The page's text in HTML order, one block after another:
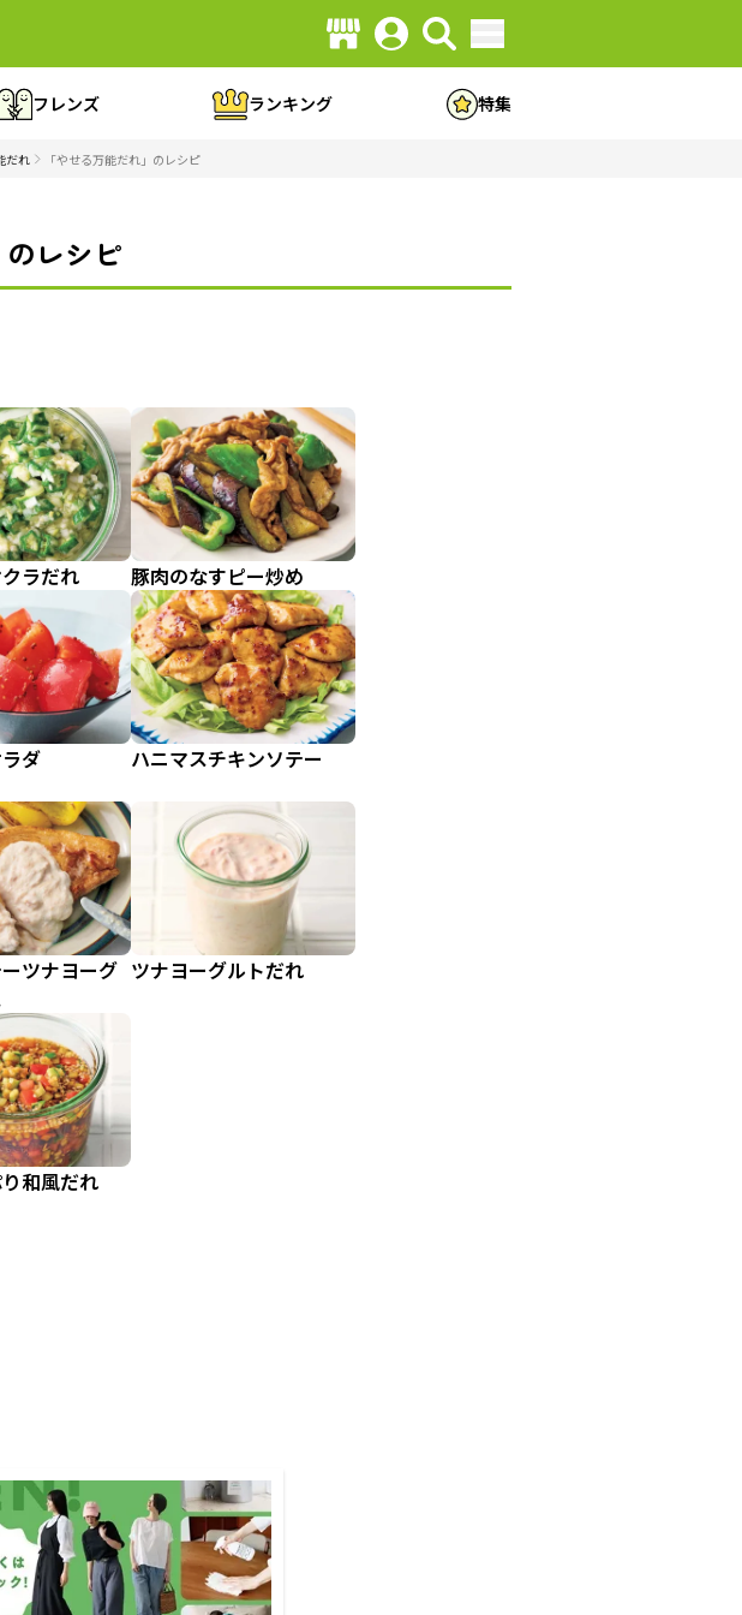
フレンズ ランキング 特集
だれ 「やせる万能だれ」のレシピ
のレシピ
ラだれ 豚肉のなすピー炒め
ダ ハニマスチキンソテー
ツナヨーグ ツナヨーグルトだれ
和風だれ